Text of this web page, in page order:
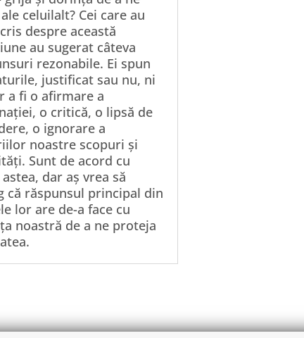
celuilalt? Cei care au
despre această
au sugerat câteva
rezonabile. Ei spun
justificat sau nu, ni
a fi o afirmare a
o critică, o lipsă de
o ignorare a
noastre scopuri și
Sunt de acord cu
dar aș vrea să
că răspunsul principal din
lor are de-a face cu
noastră de a ne proteja